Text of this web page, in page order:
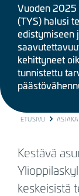
Vuoden 2025
(TYS) halusi
edistymiseen
kehittyneet
tunnistettu
ETUSIVU
Kestävä
keskeisistä